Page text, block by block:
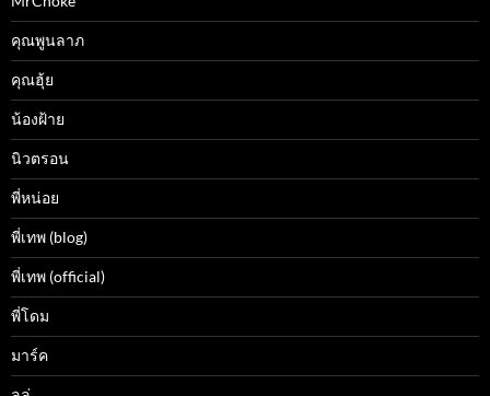
คุณพูนลาภ
คุณฮุ้ย
น้องฝ้าย
นิวตรอน
พี่หน่อย
พี่เทพ (blog)
พี่เทพ (official)
พี่โดม
มาร์ค